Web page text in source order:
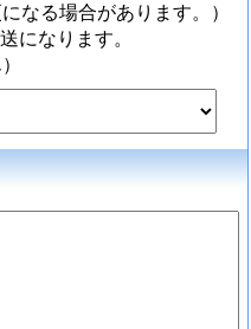
なる場合があります。）
になります。